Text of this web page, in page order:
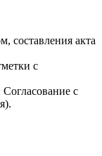
составления акта
с
с